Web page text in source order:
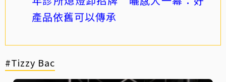
產品依舊可以傳承
#Tizzy Bac